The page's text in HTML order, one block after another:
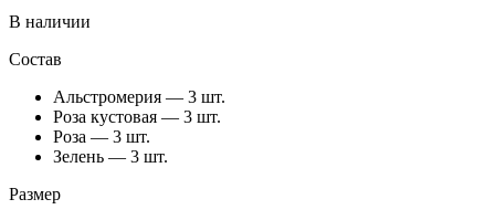
В наличии
Состав
Альстромерия — 3 шт.
Роза кустовая — 3 шт.
Роза — 3 шт.
Зелень — 3 шт.
Размер